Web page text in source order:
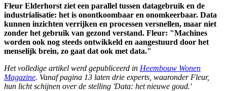
Fleur Elderhorst ziet een parallel tussen datagebruik en de
industrialisatie: het is onontkoombaar en onomkeerbaar. Data
kunnen inzichten verrijken en processen versnellen, maar niet
zonder het gebruik van gezond verstand. Fleur: "Machines
worden ook nog steeds ontwikkeld en aangestuurd door het
menselijk brein, zo gaat dat ook met data."
Het volledige artikel werd gepubliceerd in Heembouw Wonen
Magazine. Vanaf pagina 13 laten drie experts, waaronder Fleur,
hun licht schijnen over de stelling 'Data: het nieuwe goud.'